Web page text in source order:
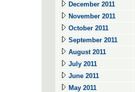
December 2011
November 2011
October 2011
September 2011
August 2011
July 2011
June 2011
May 2011